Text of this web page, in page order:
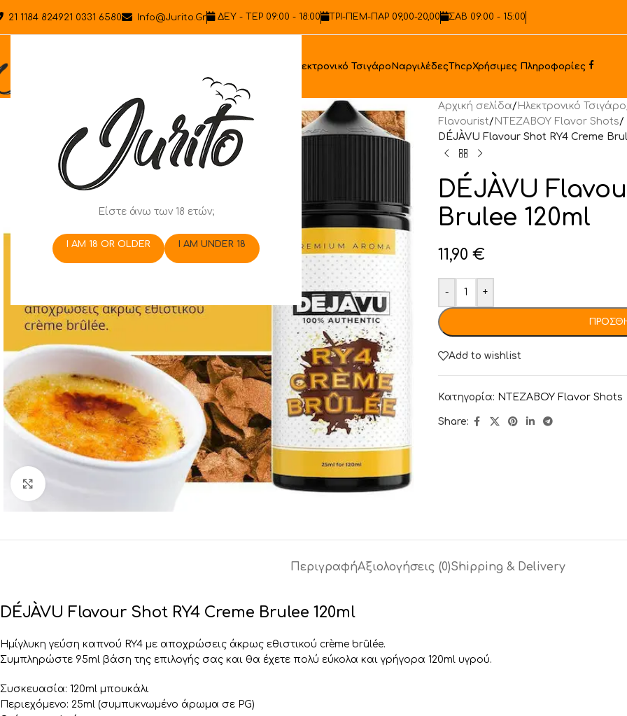
Είστε άνω των 18 ετών;
I AM 18 OR OLDER I AM UNDER 18
21 1184 824921 0331 6580 Info@jurito.gr ΔΕΥ - ΤΕΡ 09:00 - 18:00 ΤΡΙ-ΠΕΜ-ΠΑΡ 09,00-20,00 ΣΑΒ 09:00 - 15:00
Ηλεκτρονικό Τσιγάρο ΝαργιλέδεςThcpΧρήσιμες Πληροφορίες
Αρχική σελίδα/ Ηλεκτρονικό Τσιγάρο
Flavourist/ NTEZABOY Flavor Shots/
DÉJÀVU Flavour Shot RY4 Creme
DÉJÀVU
Brulee 120ml
11,90 €
- +
Add to wishlist
Κατηγορία: NTEZABOY Flavor Shots
Share:
ΠεριγραφήΑξιολογήσεις (0)Shipping & Delivery
DÉJÀVU Flavour Shot RY4 Creme Brulee 120ml
Ημίγλυκη γεύση καπνού RY4 με αποχρώσεις άκρως εθιστικού crème brûlée.
Συμπληρώστε 95ml βάση της επιλογής σας και θα έχετε πολύ εύκολα και γρήγορα 120ml υγρού.
Συσκευασία: 120ml μπουκάλι
Περιεχόμενο: 25ml (συμπυκνωμένο άρωμα σε PG)